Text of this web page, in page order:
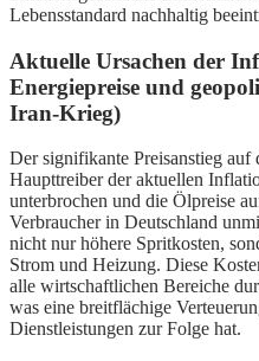
Lebensstandard nachhaltig
Aktuelle Ursachen der
Energiepreise und
Iran-Krieg)
Der signifikante Preisanstieg auf
Haupttreiber der aktuellen
unterbrochen und die Ölpreise
Verbraucher in Deutschland
nicht nur höhere Spritkosten,
Strom und Heizung. Diese
alle wirtschaftlichen Bereiche
was eine breitflächige
Dienstleistungen zur Folge hat.